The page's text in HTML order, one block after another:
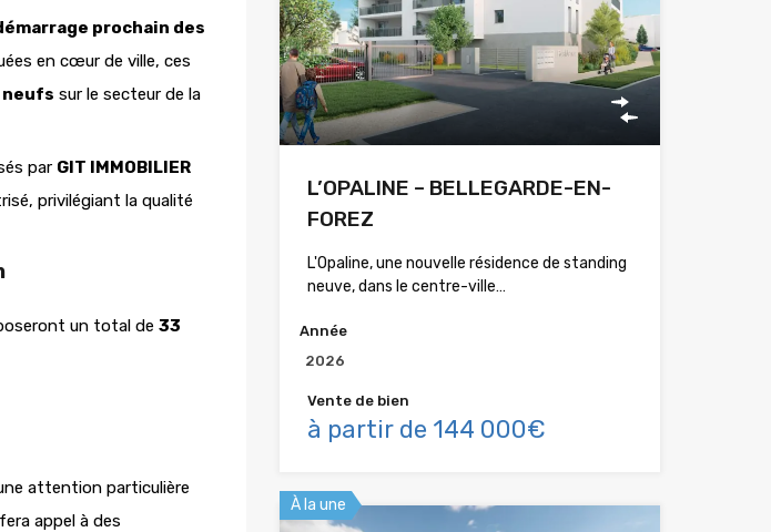
prochain des
en cœur de ville, ces
neufs sur le secteur de la
par GIT IMMOBILIER
privilégiant la qualité
un total de 33
attention particulière
appel à des
L’OPALINE – BELLEGARDE-EN-
FOREZ
L'Opaline, une nouvelle résidence de standing
neuve, dans le centre-ville…
Année
2026
Vente de bien
à partir de 144 000€
À la une